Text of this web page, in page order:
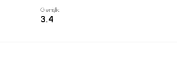
Genişlik:
3.4